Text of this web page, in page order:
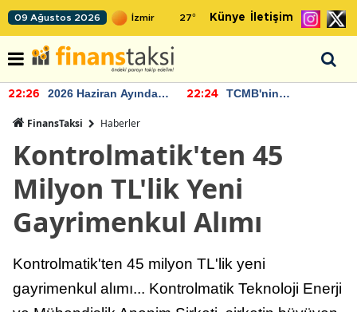
09 Ağustos 2026 27° Künye İletişim
22:26
2026 Haziran Ayında
22:24
TCMB'nin
FinansTaksi Haberler
Kontrolmatik'ten 45
Milyon TL'lik Yeni
Gayrimenkul Alımı
Kontrolmatik'ten 45 milyon TL'lik yeni
gayrimenkul alımı... Kontrolmatik Teknoloji Enerji